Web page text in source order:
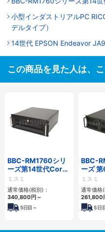
小型インダストリアルPC
デルタイプ）
14世代 EPSON Endeavor
この商品を見た人は、
BBC-RM1760シリ
ーズ第14世代Core
対応ラックマウント
3PCIe
ミスミ
通常価格(税別)：
340,800円～
5日目～
BBC-
ーズ
応ラッ
FAPC
ミスミ
通常価格(
261,800
5日